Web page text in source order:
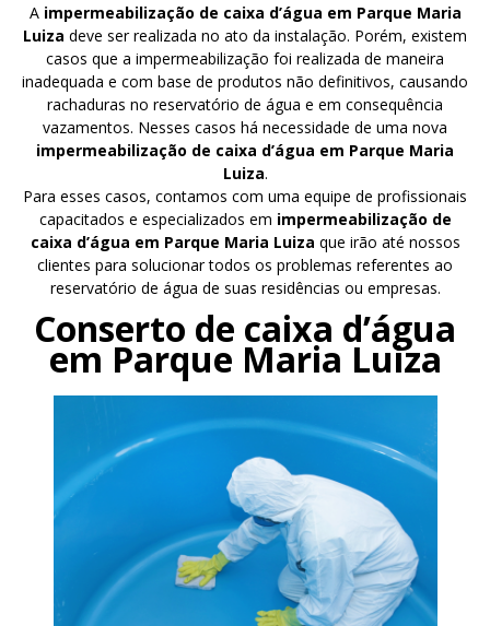
Aimpermeabilização de caixa d’água em Parque Maria
Luiza deve ser realizada no ato da instalação. Porém, existem
casos que a impermeabilização foi realizada de maneira
inadequada e com base de produtos não definitivos, causando
rachaduras no reservatório de água e em consequência
vazamentos. Nesses casos há necessidade de uma nova
impermeabilização de caixa d’água em Parque Maria
Luiza.
Para esses casos, contamos com uma equipe de profissionais
capacitados e especializados em impermeabilização de
caixa d’água em Parque Maria Luiza que irão até nossos
clientes para solucionar todos os problemas referentes ao
reservatório de água de suas residências ou empresas.
Conserto de caixa d’água
em Parque Maria Luiza